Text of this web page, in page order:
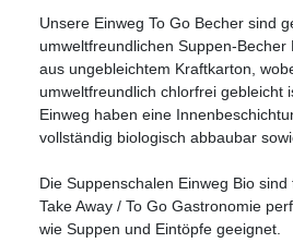
Unsere Einweg To Go Becher sind
umweltfreundlichen Suppen-Becher
aus ungebleichtem Kraftkarton,
umweltfreundlich chlorfrei gebleicht
Einweg haben eine
vollständig biologisch abbaubar
Die Suppenschalen Einweg Bio
Take Away / To Go Gastronomie
wie Suppen und Eintöpfe geeignet.